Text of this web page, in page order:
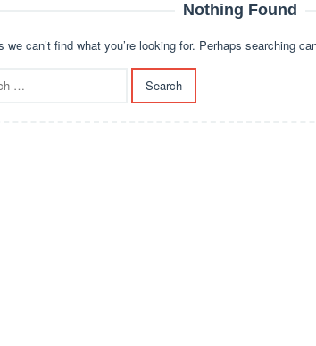
Nothing Found
we can’t find what you’re looking for. Perhaps searching